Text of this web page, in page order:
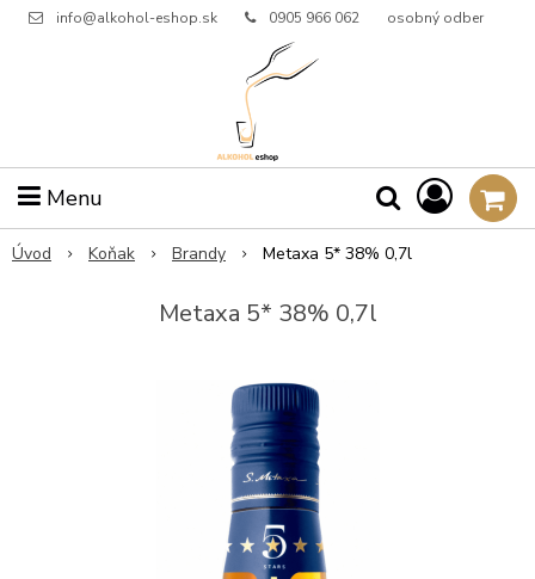
info@alkohol-eshop.sk 0905 966 062 osobný odber
Menu
Úvod Koňak Brandy Metaxa 5* 38% 0,7l
Metaxa 5* 38% 0,7l